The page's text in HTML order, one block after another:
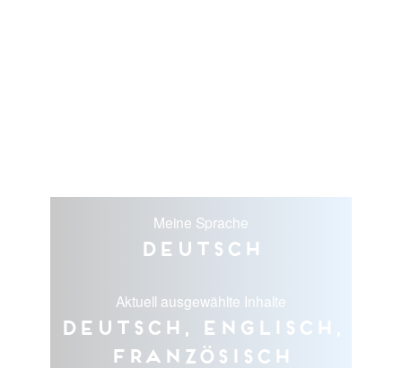
Meine Sprache
Deutsch
Aktuell ausgewählte Inhalte
Deutsch, Englisch,
Französisch